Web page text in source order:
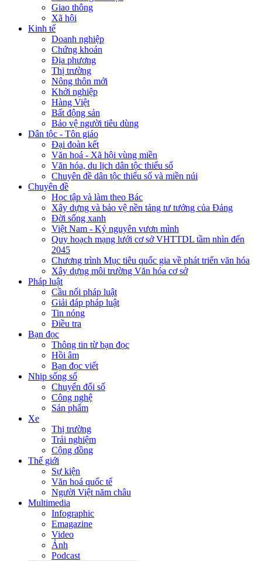
Giao thông
Xã hội
Kinh tế
Doanh nghiệp
Chứng khoán
Địa phương
Thị trường
Nông thôn mới
Khởi nghiệp
Hàng Việt
Bất động sản
Bảo vệ người tiêu dùng
Dân tộc - Tôn giáo
Đại đoàn kết
Văn hoá - Xã hội vùng miền
Văn hóa, du lịch dân tộc thiểu số
Chuyên đề dân tộc thiểu số và miền núi
Chuyên đề
Học tập và làm theo Bác
Xây dựng và bảo vệ nền tảng tư tưởng của Đảng
Đời sống xanh
Việt Nam - Kỷ nguyên vươn mình
Quy hoạch mạng lưới cơ sở VHTTDL tầm nhìn đến
2045
Chương trình Mục tiêu quốc gia về phát triển văn hóa
Xây dựng môi trường Văn hóa cơ sở
Pháp luật
Cầu nối pháp luật
Giải đáp pháp luật
Tin nóng
Điều tra
Bạn đọc
Thông tin từ bạn đọc
Hồi âm
Bạn đọc viết
Nhịp sống số
Chuyển đổi số
Công nghệ
Sản phẩm
Xe
Thị trường
Trải nghiệm
Cộng đồng
Thế giới
Sự kiện
Văn hoá quốc tế
Người Việt năm châu
Multimedia
Infographic
Emagazine
Video
Ảnh
Podcast